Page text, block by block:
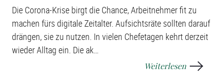
Die Corona-Krise birgt die Chance, Arbeitnehmer fit zu
machen fürs digitale Zeitalter. Aufsichtsräte sollten darauf
drängen, sie zu nutzen. In vielen Chefetagen kehrt derzeit
wieder Alltag ein. Die ak…
Weiterlesen